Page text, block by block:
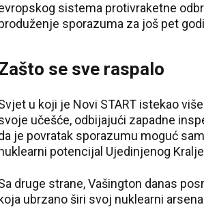
sistema protivraketne
sporazuma za još pet
se sve raspalo
u koji je Novi START istekao
učešće, odbijajući zapadne
je povratak sporazumu moguć
potencijal Ujedinjenog
druge strane, Vašington danas
koja ubrzano širi svoj nuklearni